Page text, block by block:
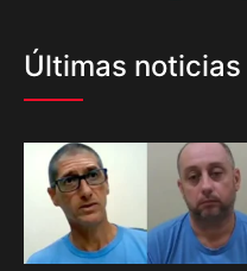
Últimas noticias